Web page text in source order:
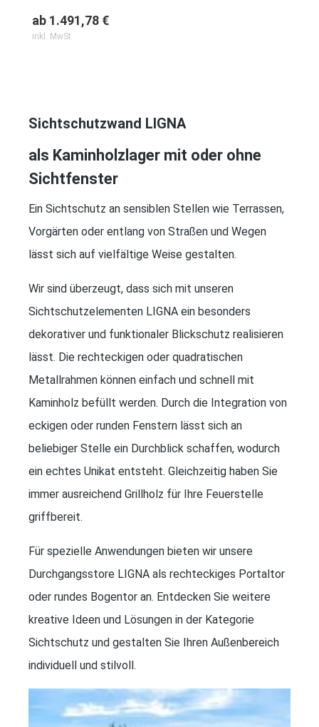
ab 1.491,78 €
inkl. MwSt
Sichtschutzwand LIGNA
als Kaminholzlager mit oder ohne
Sichtfenster
Ein Sichtschutz an sensiblen Stellen wie Terrassen,
Vorgärten oder entlang von Straßen und Wegen
lässt sich auf vielfältige Weise gestalten.
Wir sind überzeugt, dass sich mit unseren
Sichtschutzelementen LIGNA ein besonders
dekorativer und funktionaler Blickschutz realisieren
lässt. Die rechteckigen oder quadratischen
Metallrahmen können einfach und schnell mit
Kaminholz befüllt werden. Durch die Integration von
eckigen oder runden Fenstern lässt sich an
beliebiger Stelle ein Durchblick schaffen, wodurch
ein echtes Unikat entsteht. Gleichzeitig haben Sie
immer ausreichend Grillholz für Ihre Feuerstelle
griffbereit.
Für spezielle Anwendungen bieten wir unsere
Durchgangsstore LIGNA als rechteckiges Portaltor
oder rundes Bogentor an. Entdecken Sie weitere
kreative Ideen und Lösungen in der Kategorie
Sichtschutz und gestalten Sie Ihren Außenbereich
individuell und stilvoll.